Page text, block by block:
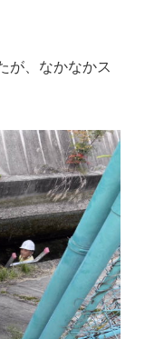
が、なかなかス